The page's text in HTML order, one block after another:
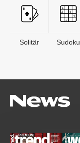
Solitär Sudoku